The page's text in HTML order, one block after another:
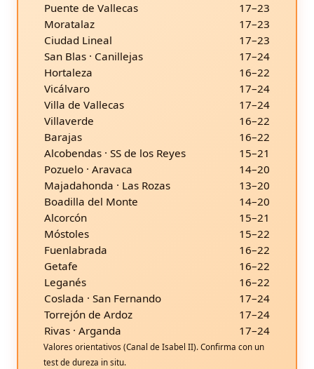
Puente de Vallecas
17–23
Moratalaz
17–23
Ciudad Lineal
17–23
San Blas · Canillejas
17–24
Hortaleza
16–22
Vicálvaro
17–24
Villa de Vallecas
17–24
Villaverde
16–22
Barajas
16–22
Alcobendas · SS de los Reyes
15–21
Pozuelo · Aravaca
14–20
Majadahonda · Las Rozas
13–20
Boadilla del Monte
14–20
Alcorcón
15–21
Móstoles
15–22
Fuenlabrada
16–22
Getafe
16–22
Leganés
16–22
Coslada · San Fernando
17–24
Torrejón de Ardoz
17–24
Rivas · Arganda
17–24
Valores orientativos (Canal de Isabel II). Confirma con un
test de dureza in situ.